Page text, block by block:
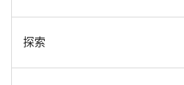
奖项
探索